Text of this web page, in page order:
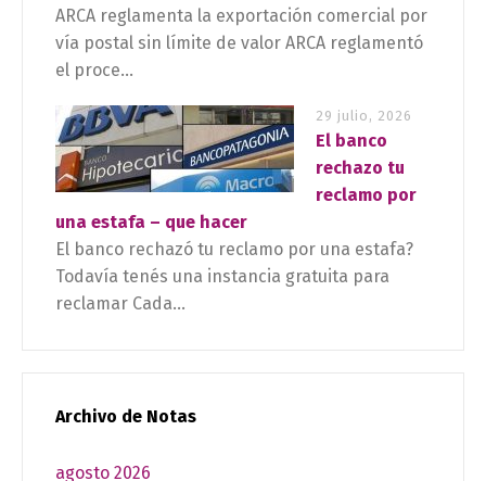
ARCA reglamenta la exportación comercial por
vía postal sin límite de valor ARCA reglamentó
el proce...
29 julio, 2026
El banco
rechazo tu
reclamo por
una estafa – que hacer
El banco rechazó tu reclamo por una estafa?
Todavía tenés una instancia gratuita para
reclamar Cada...
Archivo de Notas
agosto 2026